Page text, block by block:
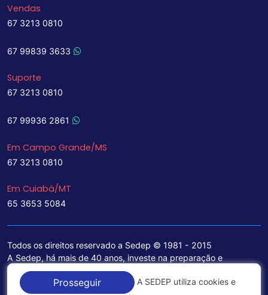
Vendas
67 3213 0810
67 99839 3633
Suporte
67 3213 0810
67 99936 2861
Em Campo Grande/MS
67 3213 0810
Em Cuiabá/MT
65 3653 5084
Todos os direitos reservado a Sedep © 1981 - 2015
A Sedep, há mais de 40 anos, investe na preparação e
treinamento de funcionários e na aquisição de tecnologia de
ponta para a ampliação de seu portfólio de serviços voltados
Prosseguir A SEDEP utiliza cookies e